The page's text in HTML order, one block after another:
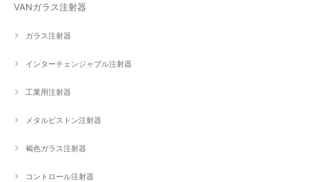
VANガラス注射器
ガラス注射器
インターチェンジャブル注射器
工業用注射器
メタルピストン注射器
褐色ガラス注射器
コントロール注射器